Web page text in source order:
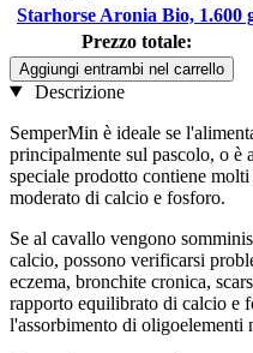
Starhorse Aronia Bio, 1.600
Prezzo totale:
Aggiungi entrambi nel carrello
Descrizione
SemperMin è ideale se
principalmente sul pascolo, o è
speciale prodotto contiene
moderato di calcio e fosforo.
Se al cavallo vengono
calcio, possono verificarsi
eczema, bronchite cronica,
rapporto equilibrato di calcio e
l'assorbimento di oligoelementi